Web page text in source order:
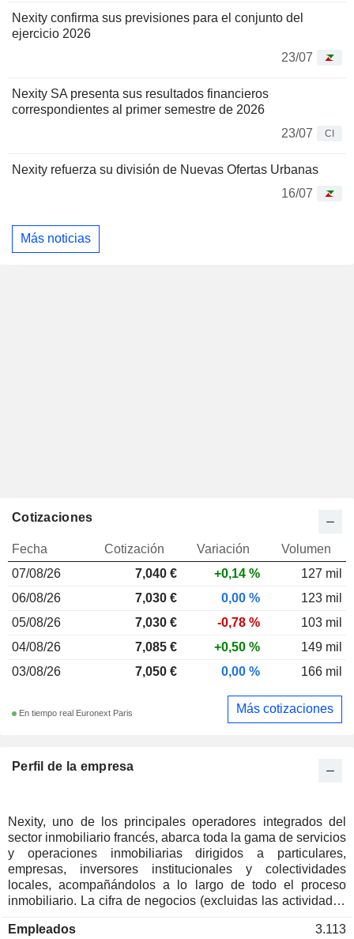
Nexity confirma sus previsiones para el conjunto del
ejercicio 2026
23/07
Nexity SA presenta sus resultados financieros
correspondientes al primer semestre de 2026
23/07
CI
Nexity refuerza su división de Nuevas Ofertas Urbanas
16/07
Más noticias
Perfil de la empresa
Nexity, uno de los principales operadores integrados del
sector inmobiliario francés, abarca toda la gama de servicios
y operaciones inmobiliarias dirigidos a particulares,
empresas, inversores institucionales y colectividades
locales, acompañándolos a lo largo de todo el proceso
inmobiliario. La cifra de negocios (excluidas las actividades
de la siguiente manera: - venta de viviendas nuevas (83 %).
Empleados 3.113
Cotizaciones
Fecha Cotización Variación
Volumen
07/08/26
7,040 € +0,14 %
127 mil
06/08/26
7,030 € 0,00 %
123 mil
05/08/26
7,030 € -0,78 %
103 mil
04/08/26
7,085 € +0,50 %
149 mil
03/08/26
7,050 € 0,00 % 166 mil
En tiempo real Euronext Paris Más cotizaciones